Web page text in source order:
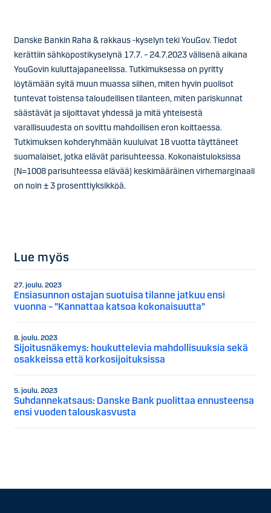
Danske Bankin Raha & rakkaus -kyselyn teki YouGov. Tiedot
kerättiin sähköpostikyselynä 17.7. – 24.7.2023 välisenä aikana
YouGovin kuluttajapaneelissa. Tutkimuksessa on pyritty
löytämään syitä muun muassa siihen, miten hyvin puolisot
tuntevat toistensa taloudellisen tilanteen, miten pariskunnat
säästävät ja sijoittavat yhdessä ja mitä yhteisestä
varallisuudesta on sovittu mahdollisen eron koittaessa.
Tutkimuksen kohderyhmään kuuluivat 18 vuotta täyttäneet
suomalaiset, jotka elävät parisuhteessa. Kokonaistuloksissa
(N=1008 parisuhteessa elävää) keskimääräinen virhemarginaali
on noin ± 3 prosenttiyksikköä.
Lue myös
27. joulu. 2023
Ensiasunnon ostajan suotuisa tilanne jatkuu ensi
vuonna – ”Kannattaa katsoa kokonaisuutta”
8. joulu. 2023
Sijoitusnäkemys: houkuttelevia mahdollisuuksia sekä
osakkeissa että korkosijoituksissa
5. joulu. 2023
Suhdannekatsaus: Danske Bank puolittaa ennusteensa
ensi vuoden talouskasvusta